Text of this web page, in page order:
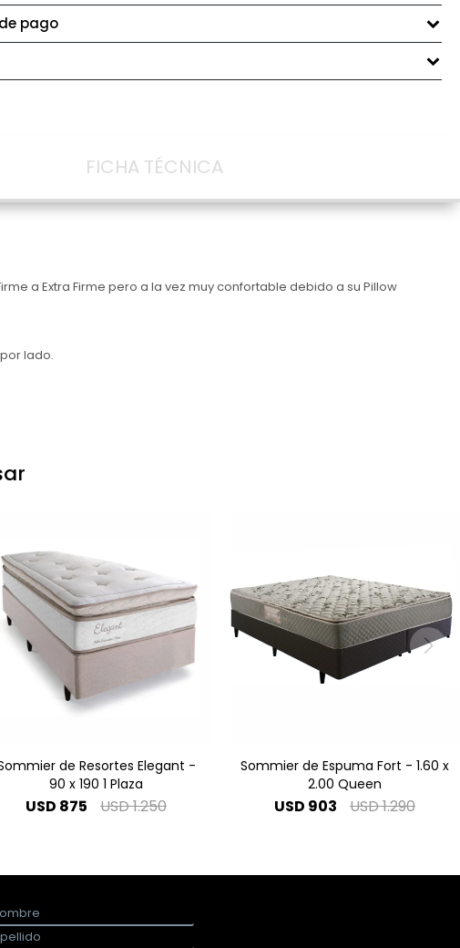
pago
FICHA TÉCNICA
a Extra Firme pero a la vez muy confortable debido a su Pillow
lado.
de Resortes Elegant -
90 x 190 1 Plaza
USD 875 USD1.250
Sommier de Espuma Fort - 1.60 x
2.00 Queen
USD 903 USD1.290